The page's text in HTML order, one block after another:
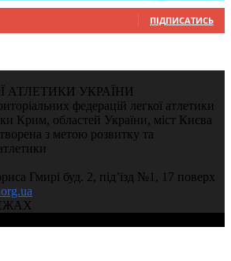
ПІДПИСАТИСЬ
АТЛЕТИКИ УКРАЇНИ
федерацій легкої атлетики
Крим, областей України, міст Києва
з метою розвитку та
Гмирі буд. 2, під’їзд №1, 17 поверх